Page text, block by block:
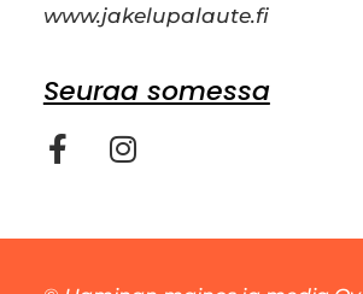
www.jakelupalaute.fi
Seuraa somessa